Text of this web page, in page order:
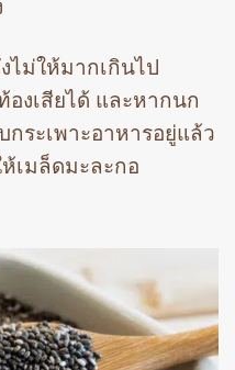
ไม่ให้มากเกินไป
องเสียได้ และหากนก
ระเพาะอาหารอยู่แล้ว
เมล็ดมะละกอ